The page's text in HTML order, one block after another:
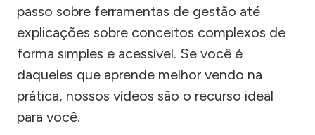
passo sobre ferramentas de gestão até
explicações sobre conceitos complexos de
forma simples e acessível. Se você é
daqueles que aprende melhor vendo na
prática, nossos vídeos são o recurso ideal
para você.